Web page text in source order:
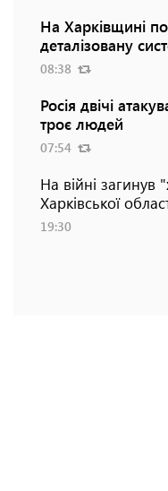
На Харківщині
деталізовану
08:38
Росія двічі
троє людей
07:54
На війні загинув
Харківської
19:30